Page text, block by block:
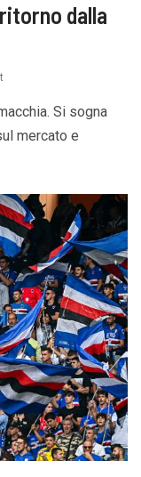
dalla
Si sogna
mercato e